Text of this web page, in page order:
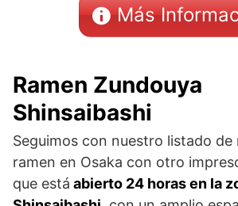
Más
Ramen Zundouya
Shinsaibashi
Seguimos con nuestro listado
ramen en Osaka con otro
que está abierto 24 horas en la